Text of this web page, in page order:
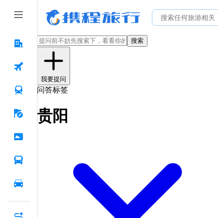
搜索
我要提问
问答标签
贵阳